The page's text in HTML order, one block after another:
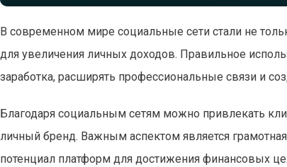
В современном мире социальные сети стали не
для увеличения личных доходов. Правильное
заработка, расширять профессиональные связи и
Благодаря социальным сетям можно привлекать
личный бренд. Важным аспектом является
потенциал платформ для достижения финансовых